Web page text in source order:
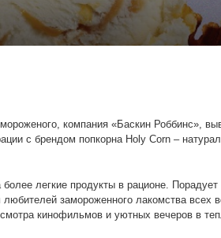
компания «Баскин Роббинс»,
с брендом попкорна Holy Corn –
легкие продукты в рационе.
замороженного лакомства всех
кинофильмов и уютных вечеров в